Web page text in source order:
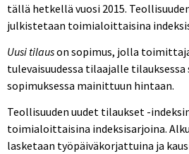
tällä hetkellä vuosi 2015.
julkistetaan toimialoittaisina
Uusi tilauson sopimus, jolla
tulevaisuudessa tilaajalle
sopimuksessa mainittuun hintaan.
Teollisuuden uudet tilaukset -
toimialoittaisina indeksisarjoina.
lasketaan työpäiväkorjattuina ja